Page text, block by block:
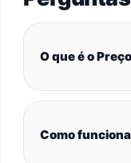
O que é o
Como